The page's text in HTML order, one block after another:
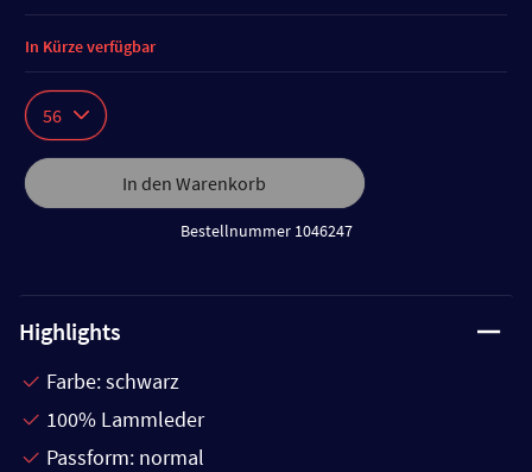
56
In den Warenkorb
Bestellnummer 1046247
In Kürze verfügbar
Highlights
Farbe: schwarz
100% Lammleder
Passform: normal